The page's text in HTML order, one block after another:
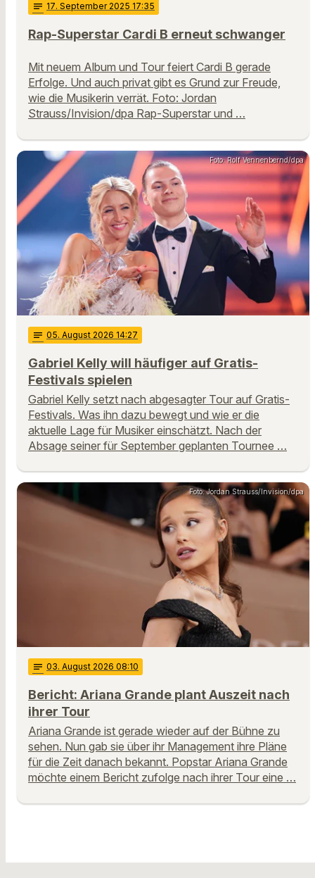
notes 17. September 2025 17:35
Rap-Superstar Cardi B erneut schwanger
Mit neuem Album und Tour feiert Cardi B gerade
Erfolge. Und auch privat gibt es Grund zur Freude,
wie die Musikerin verrät. Foto: Jordan
Strauss/Invision/dpa Rap-Superstar und …
Foto: Rolf Vennenbernd/dpa
notes 05. August 2026 14:27
Gabriel Kelly will häufiger auf Gratis-
Festivals spielen
Gabriel Kelly setzt nach abgesagter Tour auf Gratis-
Festivals. Was ihn dazu bewegt und wie er die
aktuelle Lage für Musiker einschätzt. Nach der
Absage seiner für September geplanten Tournee …
Foto: Jordan Strauss/Invision/dpa
notes 03. August 2026 08:10
Bericht: Ariana Grande plant Auszeit nach
ihrer Tour
Ariana Grande ist gerade wieder auf der Bühne zu
sehen. Nun gab sie über ihr Management ihre Pläne
für die Zeit danach bekannt. Popstar Ariana Grande
möchte einem Bericht zufolge nach ihrer Tour eine …